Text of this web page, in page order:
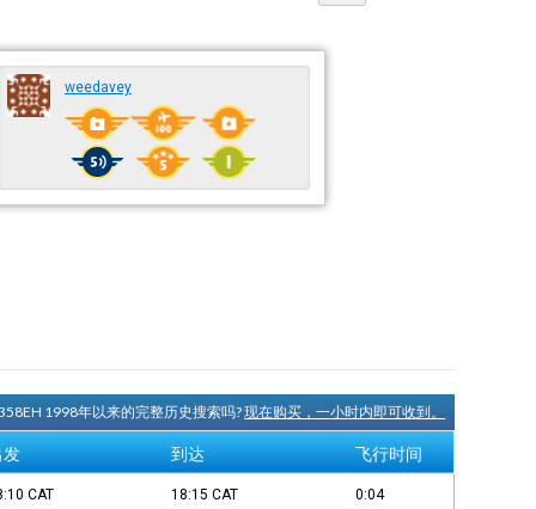
weedavey
1998年以来的完整历史搜索吗?现在购买，一小时内即可收到。
发 到达 飞行时间
CAT 18:15CAT 0:04